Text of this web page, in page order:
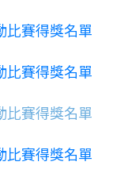
比賽得獎名單
比賽得獎名單
比賽得獎名單
比賽得獎名單